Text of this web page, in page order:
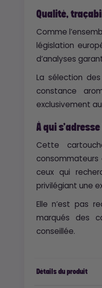
Qualité,
Comme
législation
d’analyses
La sélection
constance
exclusivement
À qui s’adresse
Cette
ceux qui
privilégiant une
Elle n’est pas
marqués des
conseillée.
Détails du produit